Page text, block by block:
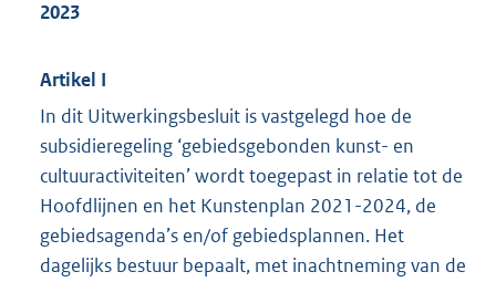
2023
Artikel I
In dit Uitwerkingsbesluit is vastgelegd hoe de
subsidieregeling ‘gebiedsgebonden kunst- en
cultuuractiviteiten’ wordt toegepast in relatie tot de
Hoofdlijnen en het Kunstenplan 2021-2024, de
gebiedsagenda’s en/of gebiedsplannen. Het
dagelijks bestuur bepaalt, met inachtneming van de